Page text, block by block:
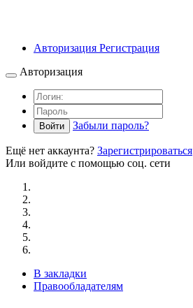
Авторизация Регистрация
Авторизация
Войти Забыли пароль?
Ещё нет аккаунта? Зарегистрироваться
Или войдите с помощью соц. сети
В закладки
Правообладателям